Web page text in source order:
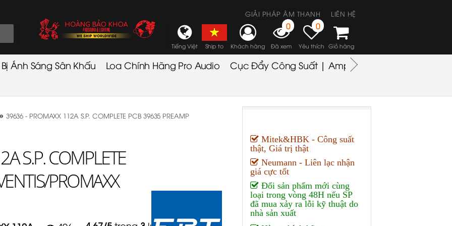
LIÊN HỆ
GIẢI PHÁP ÂM THANH
Tiếng Việt Ship to Khách hàng
0
Đã xem
0
Yêu thích Giỏ hàng
Ánh Sáng Sân Khấu Loa Chính Hãng Pro Audio Cục Đẩy Công Suất | Amplifiers
» 39636 - PROMAXX 112A S.P. COMPLETE PCB 39635 PREAMP
S.P. COMPLETE
PROMAXX
Mitek&HBK - Công suất
thật, Giá trị thật
Neumann - Liên lạc nhận
giá cực tốt
Đổi sản phẩm mới cùng
loại trong vòng 48H nếu SP
đã mua xảy ra lỗi kỹ thuật do
nhà sản xuất